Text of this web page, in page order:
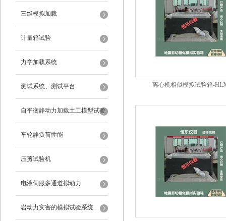
三维模拟加载
计量箱试验
力学加载系统
测试系统、测试平台
自平衡静动力加载土工模型试验
系统
车轮静负荷性能
压剪试验机
电液伺服多通道拟动力
岩动力灾害的模拟试验系统
离心机相似模拟试验箱-